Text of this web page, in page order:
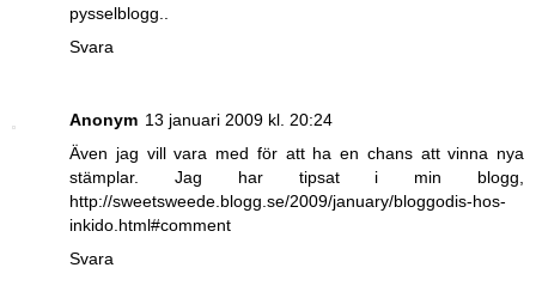
pysselblogg..
Svara
Anonym 13 januari 2009 kl. 20:24
Även jag vill vara med för att ha en chans att vinna nya
stämplar. Jag har tipsat i min blogg,
http://sweetsweede.blogg.se/2009/january/bloggodis-hos-
inkido.html#comment
Svara